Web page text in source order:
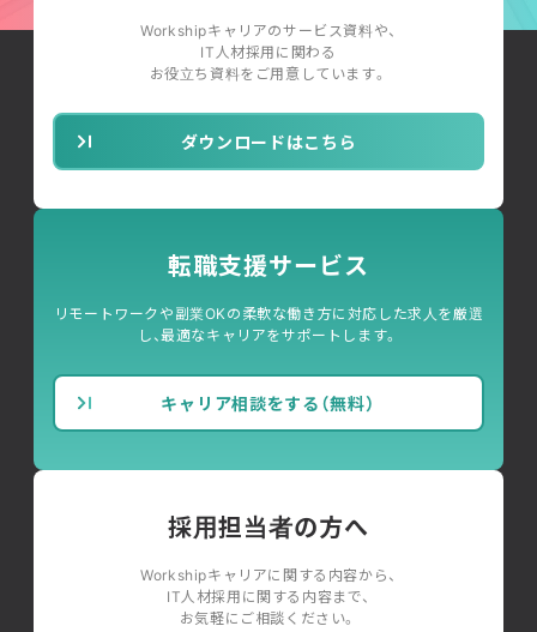
Workshipキャリアのサービス資料や、
IT人材採用に関わる
お役立ち資料をご用意しています。
ダウンロードはこちら
転職支援サービス
リモートワークや副業OKの柔軟な働き方に対応した求人を厳選
し、最適なキャリアをサポートします。
キャリア相談をする（無料）
採用担当者の方へ
Workshipキャリアに関する内容から、
IT人材採用に関する内容まで、
お気軽にご相談ください。